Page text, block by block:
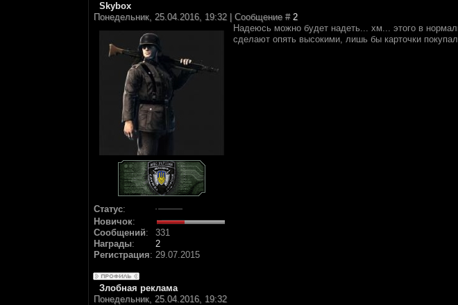
Skybox
Понедельник, 25.04.2016, 19:32 | Сообщение # 2
Статус:
Новичок:
Сообщений:
331
Награды:
2
Регистрация: 29.07.2015
Надеюсь можно будет надеть... хм... этого в
сделают опять высокими, лишь бы карточки
Злобная реклама
Понедельник, 25.04.2016, 19:32